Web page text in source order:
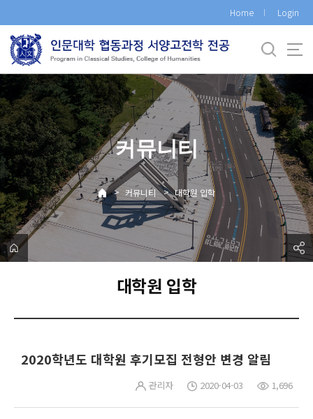
로
메
뉴
Home Login
커뮤니티
> 커뮤니티 > 대학원 입학
대학원 입학
2020학년도 대학원 후기모집 전형안 변경 알림
관리자 2020-04-03 1,696